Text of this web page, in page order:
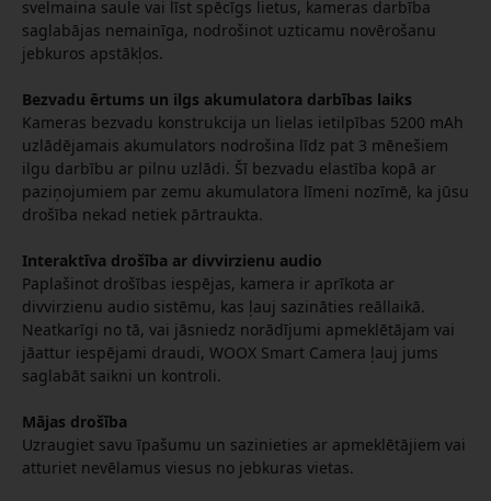
svelmaina saule vai līst spēcīgs lietus, kameras darbība
saglabājas nemainīga, nodrošinot uzticamu novērošanu
jebkuros apstākļos.
Bezvadu ērtums un ilgs akumulatora darbības laiks
Kameras bezvadu konstrukcija un lielas ietilpības 5200 mAh
uzlādējamais akumulators nodrošina līdz pat 3 mēnešiem
ilgu darbību ar pilnu uzlādi. Šī bezvadu elastība kopā ar
paziņojumiem par zemu akumulatora līmeni nozīmē, ka jūsu
drošība nekad netiek pārtraukta.
Interaktīva drošība ar divvirzienu audio
Paplašinot drošības iespējas, kamera ir aprīkota ar
divvirzienu audio sistēmu, kas ļauj sazināties reāllaikā.
Neatkarīgi no tā, vai jāsniedz norādījumi apmeklētājam vai
jāattur iespējami draudi, WOOX Smart Camera ļauj jums
saglabāt saikni un kontroli.
Mājas drošība
Uzraugiet savu īpašumu un sazinieties ar apmeklētājiem vai
atturiet nevēlamus viesus no jebkuras vietas.